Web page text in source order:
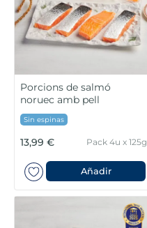
Porcions de salmó
noruec amb pell
Sin espinas
13,99 € Pack 4u x 125g
Añadir